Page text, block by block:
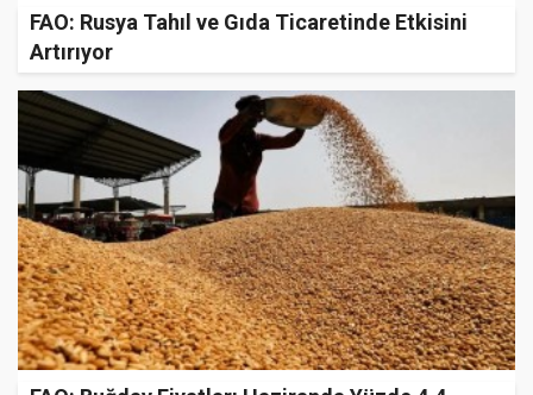
FAO: Rusya Tahıl ve Gıda Ticaretinde Etkisini
Artırıyor